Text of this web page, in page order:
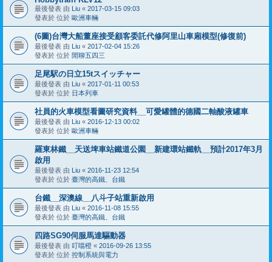
最後發表 由 Liu « 2017-03-15 09:03
發表於 位於 歐洲車輛
(6圖)台灣大船董座接受顧客委託代修阿里山車廂模型(修復前)
最後發表 由 Liu « 2017-02-04 15:26
發表於 位於 閒聊五四三
足尾駅の日立15tスイッチャー
最後發表 由 Liu « 2017-01-11 00:53
發表於 位於 日本列車
社員的火車模型看圖研究資料__可愛罐體的德國二軸酸液罐車
最後發表 由 Liu « 2016-12-13 00:02
發表於 位於 歐洲車輛
羅東林鐵__天送埤車站鐵道公園__新建環站鐵軌__預計2017年3月
啟用
最後發表 由 Liu « 2016-11-23 12:54
發表於 位於 臺灣的高鐵、台鐵
台鐵__深澳線__八斗子站重新啟用
最後發表 由 Liu « 2016-11-08 15:55
發表於 位於 臺灣的高鐵、台鐵
四路SG90伺服馬達驅動器
最後發表 由 叮噹橙 « 2016-09-26 13:55
發表於 位於 控制系統與電力